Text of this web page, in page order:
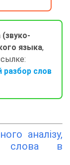
языка,
слов
аналізу,
слова в